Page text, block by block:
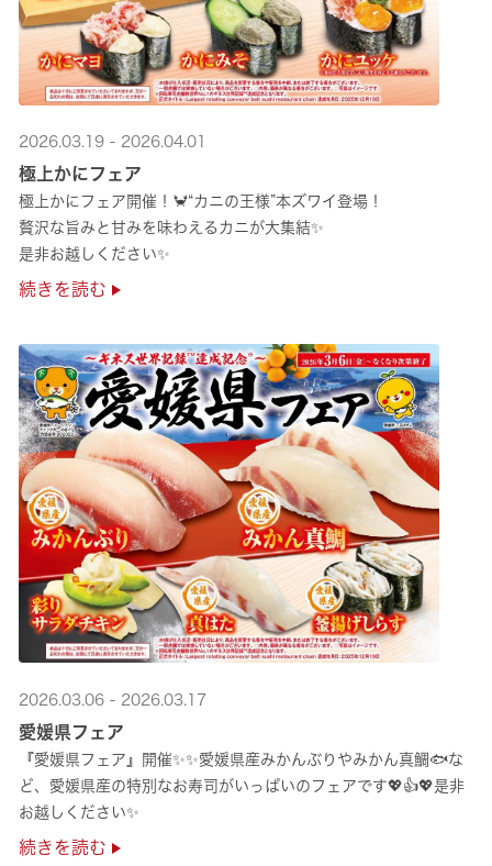
2026.03.19 - 2026.04.01
極上かにフェア
極上かにフェア開催！🦀“カニの王様”本ズワイ登場！
贅沢な旨みと甘みを味わえるカニが大集結✨
是非お越しください✨
続きを読む
2026.03.06 - 2026.03.17
愛媛県フェア
『愛媛県フェア』開催✨✨愛媛県産みかんぶりやみかん真鯛🐟な
ど、愛媛県産の特別なお寿司がいっぱいのフェアです💖👍💖是非
お越しください✨
続きを読む